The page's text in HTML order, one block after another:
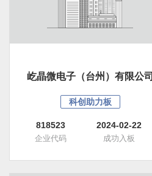
屹晶微电子（台州）有限公司
科创助力板
818523
企业代码
2024-02-22
成功入板